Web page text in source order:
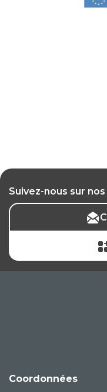
Suivez-nous sur
Coordonnées